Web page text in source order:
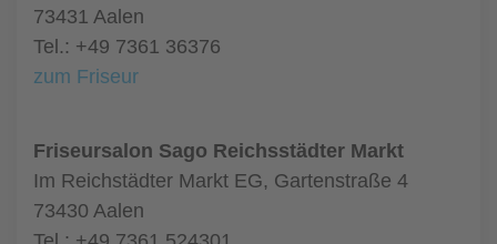
73431 Aalen
Tel.: +49 7361 36376
zum Friseur
Friseursalon Sago Reichsstädter Markt
Im Reichstädter Markt EG, Gartenstraße 4
73430 Aalen